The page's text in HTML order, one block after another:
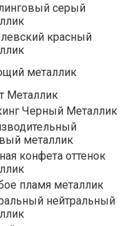
серый
красный
металлик
Металлик
Черный Металлик
металлик
конфета оттенок
пламя металлик
нейтральный